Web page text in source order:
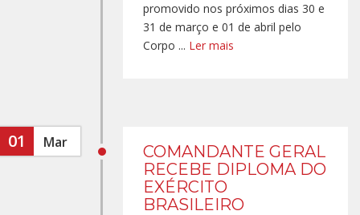
promovido nos próximos dias 30 e
31 de março e 01 de abril pelo
Corpo ... Ler mais
01 Mar
COMANDANTE GERAL
RECEBE DIPLOMA DO
EXÉRCITO
BRASILEIRO